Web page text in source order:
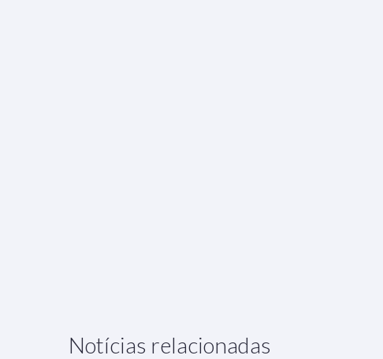
Notícias relacionadas